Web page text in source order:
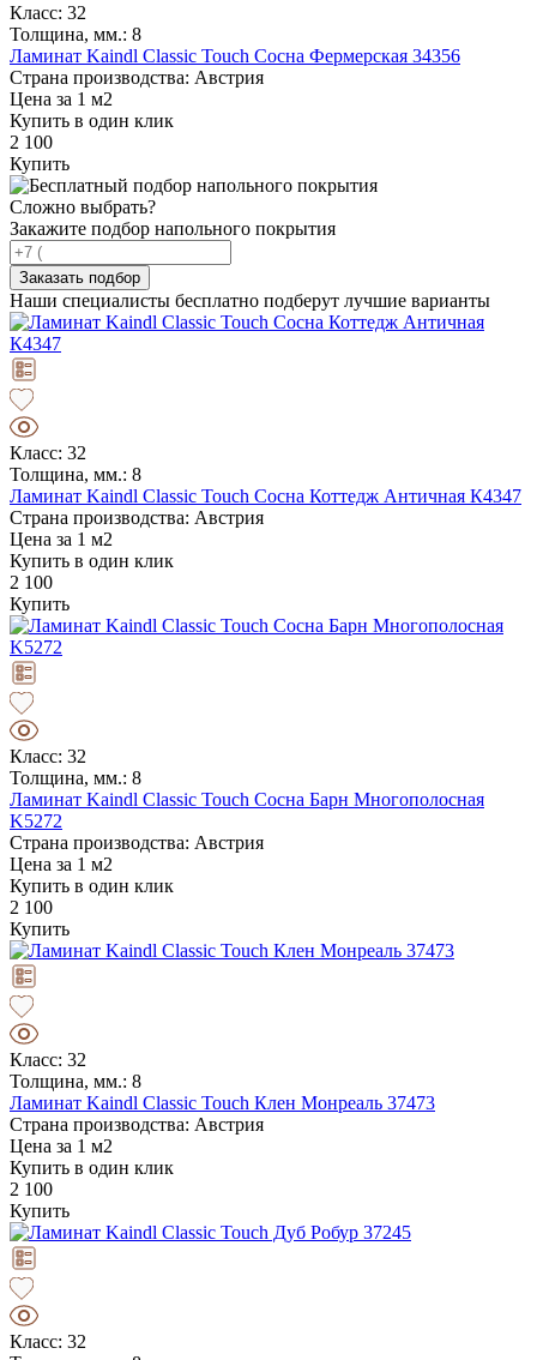
Класс: 32
Толщина, мм.: 8
Ламинат Kaindl Classic Touch Сосна Фермерская 34356
Страна производства: Австрия
Цена за 1 м2
Купить в один клик
2 100
Купить
Сложно выбрать?
Закажите подбор напольного покрытия
Заказать подбор
Наши специалисты бесплатно подберут лучшие варианты
Класс: 32
Толщина, мм.: 8
Ламинат Kaindl Classic Touch Сосна Коттедж Античная К4347
Страна производства: Австрия
Цена за 1 м2
Купить в один клик
2 100
Купить
Класс: 32
Толщина, мм.: 8
Ламинат Kaindl Classic Touch Сосна Барн Многополосная
K5272
Страна производства: Австрия
Цена за 1 м2
Купить в один клик
2 100
Купить
Класс: 32
Толщина, мм.: 8
Ламинат Kaindl Classic Touch Клен Монреаль 37473
Страна производства: Австрия
Цена за 1 м2
Купить в один клик
2 100
Купить
Класс: 32